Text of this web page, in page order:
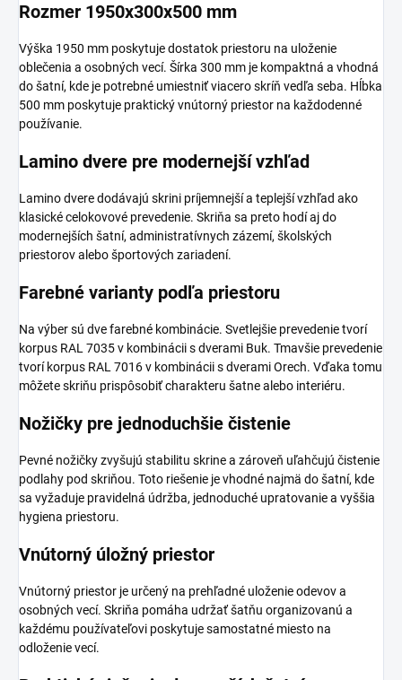
Rozmer 1950x300x500 mm
Výška 1950 mm poskytuje dostatok priestoru na uloženie
oblečenia a osobných vecí. Šírka 300 mm je kompaktná a vhodná
do šatní, kde je potrebné umiestniť viacero skríň vedľa seba. Hĺbka
500 mm poskytuje praktický vnútorný priestor na každodenné
používanie.
Lamino dvere pre modernejší vzhľad
Lamino dvere dodávajú skrini príjemnejší a teplejší vzhľad ako
klasické celokovové prevedenie. Skriňa sa preto hodí aj do
modernejších šatní, administratívnych zázemí, školských
priestorov alebo športových zariadení.
Farebné varianty podľa priestoru
Na výber sú dve farebné kombinácie. Svetlejšie prevedenie tvorí
korpus RAL 7035 v kombinácii s dverami Buk. Tmavšie prevedenie
tvorí korpus RAL 7016 v kombinácii s dverami Orech. Vďaka tomu
môžete skriňu prispôsobiť charakteru šatne alebo interiéru.
Nožičky pre jednoduchšie čistenie
Pevné nožičky zvyšujú stabilitu skrine a zároveň uľahčujú čistenie
podlahy pod skriňou. Toto riešenie je vhodné najmä do šatní, kde
sa vyžaduje pravidelná údržba, jednoduché upratovanie a vyššia
hygiena priestoru.
Vnútorný úložný priestor
Vnútorný priestor je určený na prehľadné uloženie odevov a
osobných vecí. Skriňa pomáha udržať šatňu organizovanú a
každému používateľovi poskytuje samostatné miesto na
odloženie vecí.